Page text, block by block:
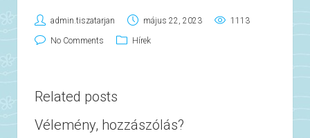
admin.tiszatarjan május 22, 2023 1113
No Comments Hírek
Related posts
Vélemény, hozzászólás?